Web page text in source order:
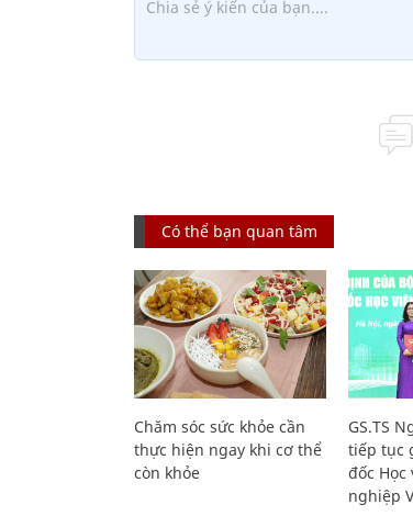
Có thể bạn quan tâm
Chăm sóc sức khỏe cần
thực hiện ngay khi cơ thể
còn khỏe
GS.TS
tiếp tục
đốc Học
nghiệp